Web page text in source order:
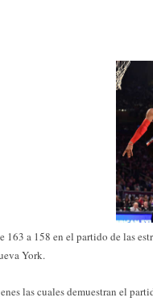
163 a 158 en el partido de las
York.
las cuales demuestran el